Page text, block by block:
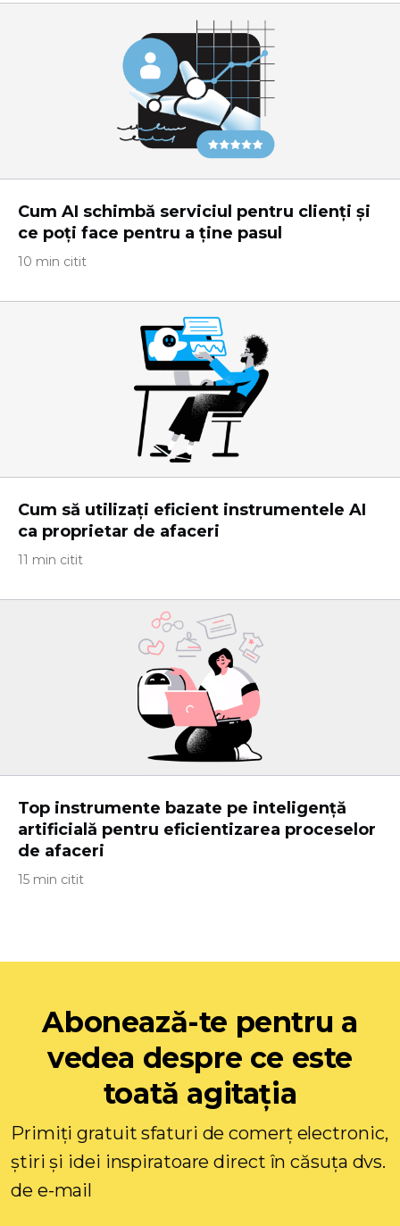
Cum AI schimbă serviciul pentru clienți și
ce poți face pentru a ține pasul
10 min citit
Cum să utilizați eficient instrumentele AI
ca proprietar de afaceri
11 min citit
Top instrumente bazate pe inteligență
artificială pentru eficientizarea proceselor
de afaceri
15 min citit
Abonează-te pentru a
vedea despre ce este
toată agitația
Primiți gratuit sfaturi de comerț electronic,
știri și idei inspiratoare direct în căsuța dvs.
de e-mail